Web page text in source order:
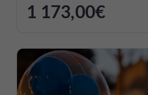
1 173,00€